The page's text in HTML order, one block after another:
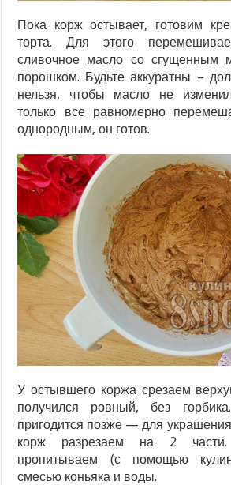
Пока корж остывает, готовим
торта. Для этого
сливочное масло со сгущенным
порошком. Будьте аккуратны –
нельзя, чтобы масло не
только все равномерно
однородным, он готов.
У остывшего коржа срезаем
получился ровный, без
пригодится позже — для
корж разрезаем на 2
пропитываем (с помощью
смесью коньяка и воды.